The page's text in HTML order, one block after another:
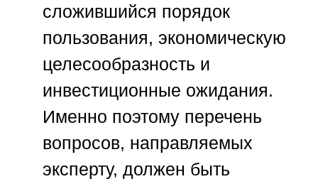
сложившийся порядок
пользования, экономическую
целесообразность и
инвестиционные ожидания.
Именно поэтому перечень
вопросов, направляемых
эксперту, должен быть